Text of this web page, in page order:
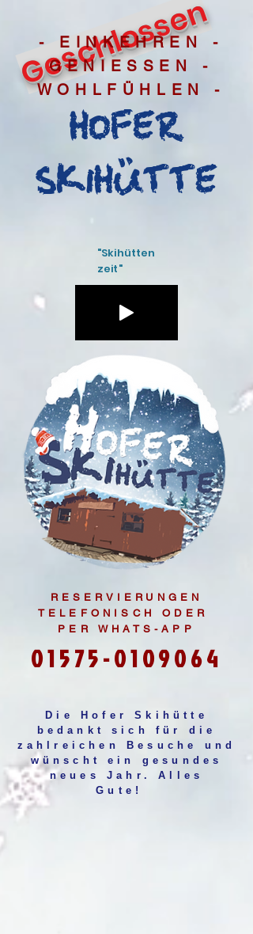
Geschlossen
- EINKEHREN -
GENIESSEN -
WOHLFÜHLEN -
HOFER
SKIHÜTTE
"Skihütten
zeit"
RESERVIERUNGEN
TELEFONISCH ODER
PER WHATS-APP
01575-0109064
Die Hofer Skihütte
bedankt sich für die
zahlreichen Besuche und
wünscht ein gesundes
neues Jahr. Alles
Gute!